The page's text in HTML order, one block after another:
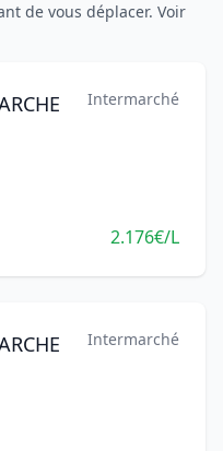
de vous déplacer. Voir
Intermarché
2.176€/L
Intermarché